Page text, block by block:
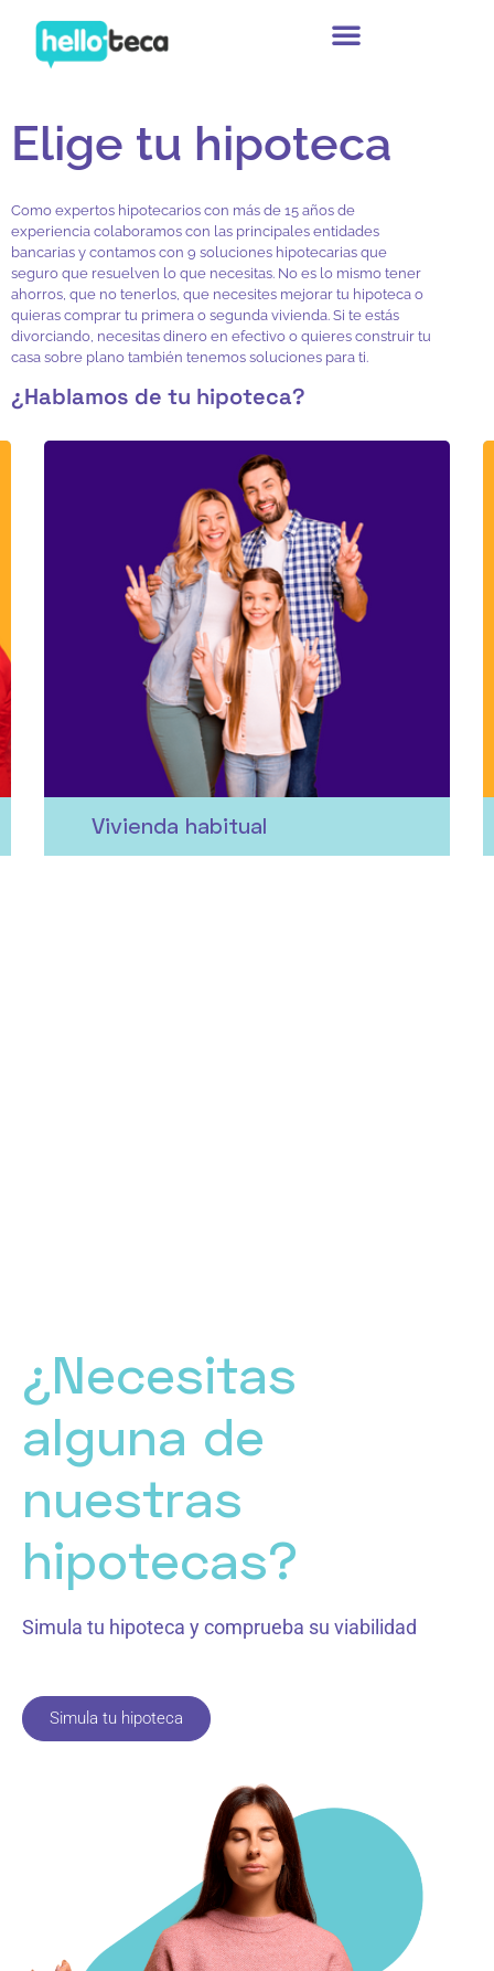
contenido
Elige tu hipoteca
Como expertos hipotecarios con más de 15 años de
experiencia colaboramos con las principales entidades
bancarias y contamos con 9 soluciones hipotecarias que
seguro que resuelven lo que necesitas. No es lo mismo tener
ahorros, que no tenerlos, que necesites mejorar tu hipoteca o
quieras comprar tu primera o segunda vivienda. Si te estás
divorciando, necesitas dinero en efectivo o quieres construir tu
casa sobre plano también tenemos soluciones para ti.
¿Hablamos de tu hipoteca?
Vivienda habitual
Vivienda habitual
¿Buscas hasta un 80% de
financiación? No pierdas el tiempo y
compara las diferentes propuestas
bancarias de forma cómoda y
gratuita. Compara, elige y consigue
tu hipoteca.
+ información
¿Necesitas
alguna de
nuestras
hipotecas?
Simula tu hipoteca y comprueba su viabilidad
Simula tu hipoteca